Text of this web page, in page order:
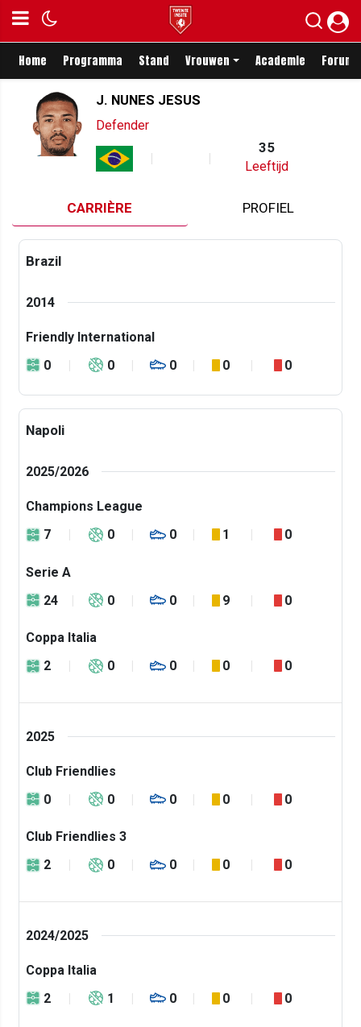
Home Programma Stand Vrouwen Academie Forum
J. NUNES JESUS
Defender
35
Leeftijd
CARRIÈRE PROFIEL
Brazil
2014
Friendly International
0
0 0 0 0
Napoli
2025/2026
Champions League
7
0 0 1 0
Serie A
24
0 0 9 0
Coppa Italia
2
0 0 0 0
2025
Club Friendlies
0
0 0 0 0
Club Friendlies 3
2
0 0 0 0
2024/2025
Coppa Italia
2
1 0 0 0